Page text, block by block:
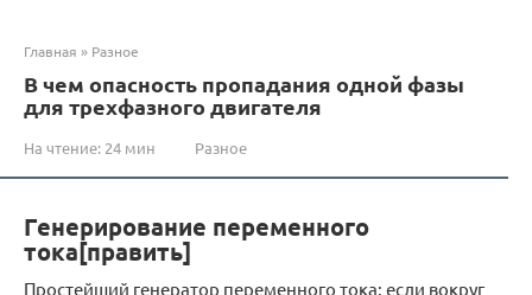
Главная » Разное
В чем опасность пропадания одной фазы
для трехфазного двигателя
На чтение: 24 мин Разное
Генерирование переменного
тока[править]
Простейший генератор переменного тока: если вокруг